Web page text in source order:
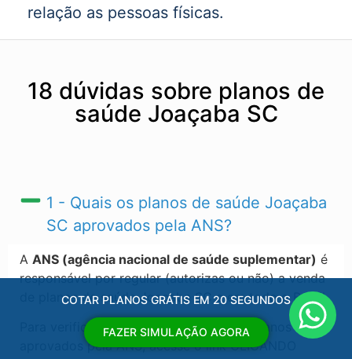
relação as pessoas físicas.
18 dúvidas sobre planos de
saúde Joaçaba SC
1 - Quais os planos de saúde Joaçaba
SC​ aprovados pela ANS?
A ANS (agência nacional de saúde suplementar) é
responsável por regular (autorizas ou não) a venda
de planos de saúde Joaçaba SC​ e em todo o Brasil.
Para verificar a ultima atualização dos planos
aprovados pela ANS, acesse o link CLICANDO
COTAR PLANOS GRÁTIS EM 20 SEGUNDOS
FAZER SIMULAÇÃO AGORA